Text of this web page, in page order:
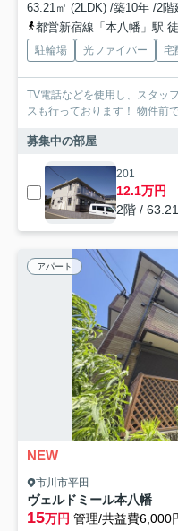
63.21㎡ (2LDK) /築10年 /2階
都営新宿線「本八幡」駅
駐輪場 光ファイバー 宅
TV電話などを使用し、スタッ
スも行っております！ 物件前
募集中の部屋
201
12.1万円
2階 /
アパート
NEW
市川市平田
ヴェルドミール本八幡
15万円 管理/共益費6,000